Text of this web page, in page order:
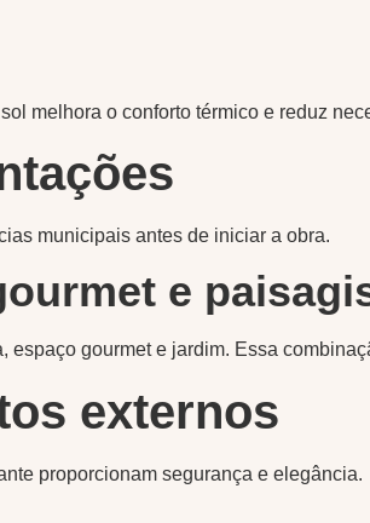
melhora o conforto térmico e reduz
municipais antes de iniciar a obra.
e
gourmet e jardim. Essa
externos
proporcionam segurança e elegância.